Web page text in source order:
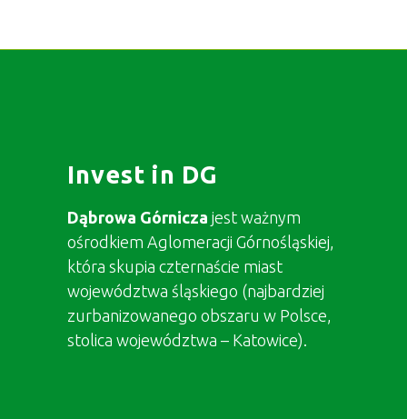
Invest in DG
Dąbrowa Górnicza jest ważnym
ośrodkiem Aglomeracji Górnośląskiej,
która skupia czternaście miast
województwa śląskiego (najbardziej
zurbanizowanego obszaru w Polsce,
stolica województwa – Katowice).